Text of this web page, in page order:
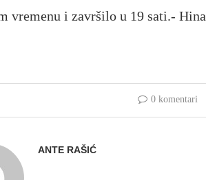
vremenu i završilo u 19 sati.- Hina
0 komentari
ANTE RAŠIĆ